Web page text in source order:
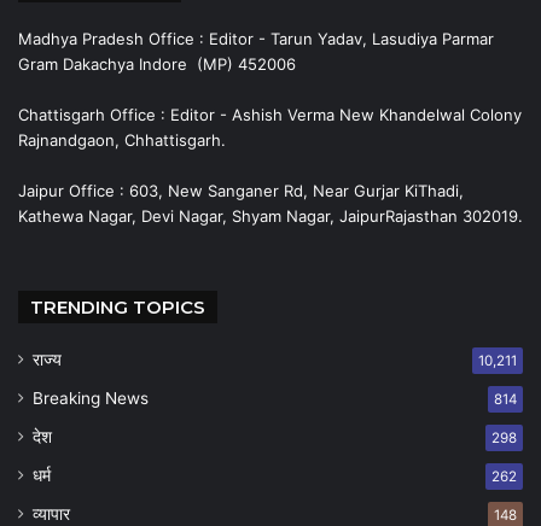
Madhya Pradesh Office : Editor - Tarun Yadav, Lasudiya Parmar
Gram Dakachya Indore (MP) 452006
Chattisgarh Office : Editor - Ashish Verma New Khandelwal Colony
Rajnandgaon, Chhattisgarh.
Jaipur Office : 603, New Sanganer Rd, Near Gurjar KiThadi,
Kathewa Nagar, Devi Nagar, Shyam Nagar, JaipurRajasthan 302019.
TRENDING TOPICS
राज्य 10,211
Breaking News 814
देश 298
धर्म 262
व्यापार 148